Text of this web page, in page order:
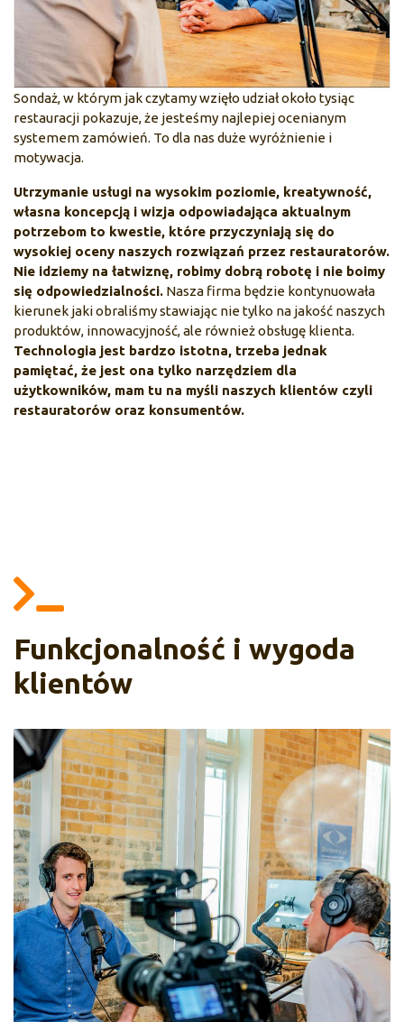
Sondaż, w którym jak czytamy wzięło udział około tysiąc
restauracji pokazuje, że jesteśmy najlepiej ocenianym
systemem zamówień. To dla nas duże wyróżnienie i
motywacja.
Utrzymanie usługi na wysokim poziomie, kreatywność,
własna koncepcją i wizja odpowiadająca aktualnym
potrzebom to kwestie, które przyczyniają się do
wysokiej oceny naszych rozwiązań przez restauratorów.
Nie idziemy na łatwiznę, robimy dobrą robotę i nie boimy
się odpowiedzialności. Nasza firma będzie kontynuowała
kierunek jaki obraliśmy stawiając nie tylko na jakość naszych
produktów, innowacyjność, ale również obsługę klienta.
Technologia jest bardzo istotna, trzeba jednak
pamiętać, że jest ona tylko narzędziem dla
użytkowników, mam tu na myśli naszych klientów czyli
restauratorów oraz konsumentów.
Funkcjonalność i wygoda
klientów